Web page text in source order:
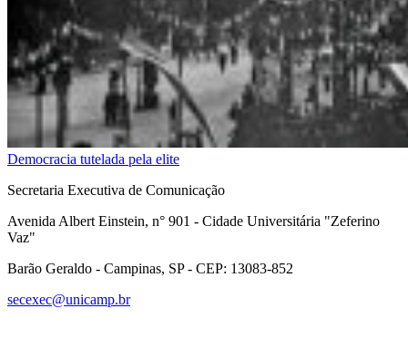
Democracia tutelada pela elite
Secretaria Executiva de Comunicação
Avenida Albert Einstein, n° 901 - Cidade Universitária "Zeferino
Vaz"
Barão Geraldo - Campinas, SP - CEP: 13083-852
secexec@unicamp.br